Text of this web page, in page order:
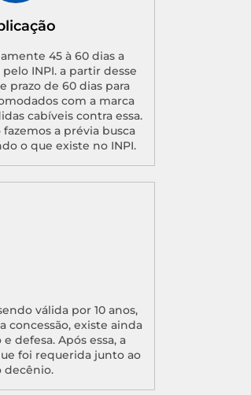
45 à 60 dias a
INPI. a partir desse
prazo de 60 dias para
com a marca
cabíveis contra essa.
fazemos a prévia busca
o que existe no INPI.
válida por 10 anos,
concessão, existe ainda
defesa. Após essa, a
foi requerida junto ao
decênio.